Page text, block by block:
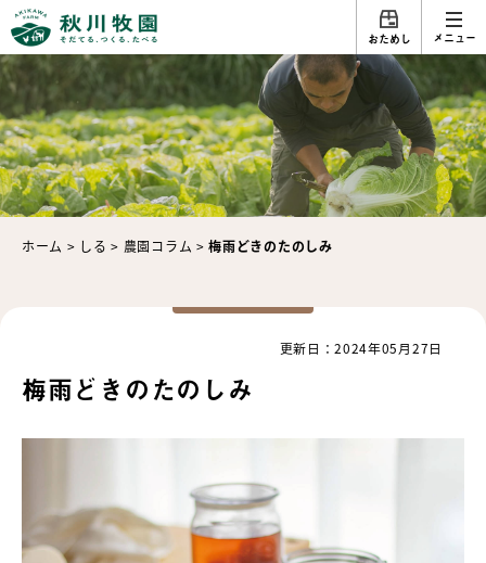
おためし メニュー
ホーム > しる > 農園コラム >梅雨どきのたのしみ
更新日：2024年05月27日
梅雨どきのたのしみ